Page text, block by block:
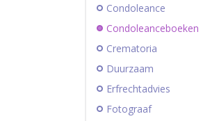
Condoleance
Condoleanceboeken
Crematoria
Duurzaam
Erfrechtadvies
Fotograaf